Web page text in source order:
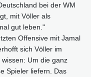
bei der WM
mit Völler als
gut leben."
Offensive mit Jamal
sich Völler im
Um die ganz
Spieler liefern. Das